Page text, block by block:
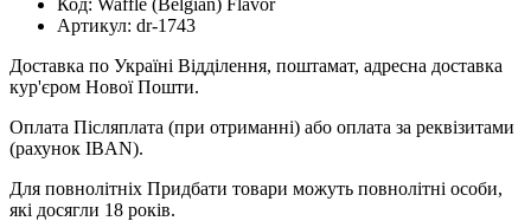
Артикул: dr-1743
Доставка по Україні Відділення, поштамат, адресна доставка
кур'єром Нової Пошти.
Оплата Післяплата (при отриманні) або оплата за реквізитами
(рахунок IBAN).
Для повнолітніх Придбати товари можуть повнолітні особи,
які досягли 18 років.